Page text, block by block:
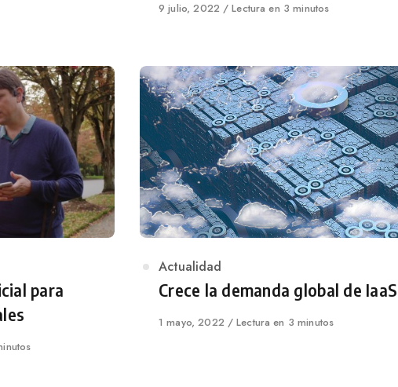
Published
9 julio, 2022 Lectura en 3 minutos
para
Category
Actualidad
Crece la demanda global de IaaS
Published
1 mayo, 2022 Lectura en 3 minutos